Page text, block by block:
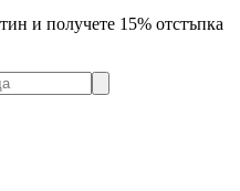
и получете 15% отстъпка